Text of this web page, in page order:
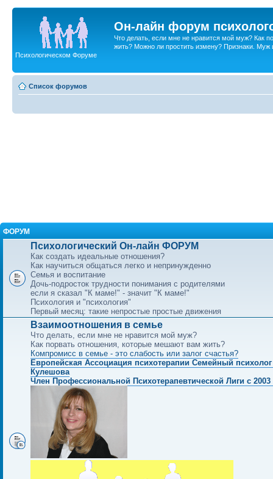
Он-лайн форум
Что делать, если мне не нравится мой муж? Как
жить? Можно ли простить измену? Признаки. Муж
Психологическом Форуме
Список форумов
ФОРУМ
Психологический Он-лайн ФОРУМ
Как создать идеальные отношения?
Как научиться общаться легко и непринужденно
Семья и воспитание
Дочь-подросток трудности понимания с родителями
если я сказал "К маме!" - значит "К маме!"
Психология и "психология"
Первый месяц: такие непростые простые движения
Взаимоотношения в семье
Что делать, если мне не нравится мой муж?
Как порвать отношения, которые мешают вам жить?
Компромисс в семье - это слабость или залог счастья?
Европейская Ассоциация психотерапии Семейный
Кулешова
Член Профессиональной Психотерапевтической Лиги с 2003